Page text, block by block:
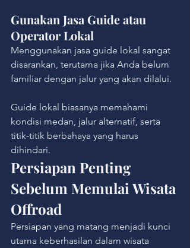
Gunakan Jasa Guide atau
Operator Lokal
Menggunakan jasa guide lokal sangat
disarankan, terutama jika Anda belum
familiar dengan jalur yang akan dilalui.
Guide lokal biasanya memahami
kondisi medan, jalur alternatif, serta
titik-titik berbahaya yang harus
dihindari.
Persiapan Penting
Sebelum Memulai Wisata
Offroad
Persiapan yang matang menjadi kunci
utama keberhasilan dalam wisata